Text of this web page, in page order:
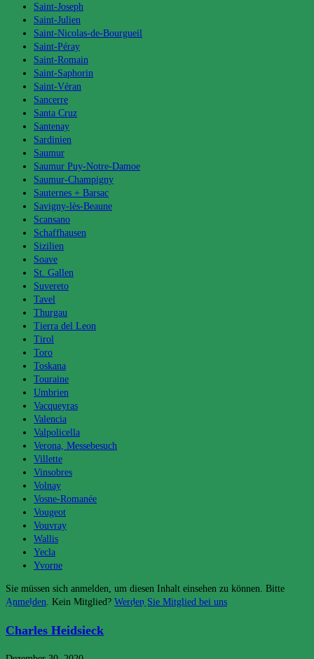
Saint-Joseph
Saint-Julien
Saint-Nicolas-de-Bourgueil
Saint-Péray
Saint-Romain
Saint-Saphorin
Saint-Véran
Sancerre
Santa Cruz
Santenay
Sardinien
Saumur
Saumur Puy-Notre-Damoe
Saumur-Champigny
Sauternes + Barsac
Savigny-lès-Beaune
Scansano
Schaffhausen
Sizilien
Soave
St. Gallen
Suvereto
Tavel
Thurgau
Tierra del Leon
Tirol
Toro
Toskana
Touraine
Umbrien
Vacqueyras
Valencia
Valpolicella
Verona, Messebesuch
Villette
Vinsobres
Volnay
Vosne-Romanée
Vougeot
Vouvray
Wallis
Yecla
Yvorne
Sie müssen sich anmelden, um diesen Inhalt einsehen zu können. Bitte
Anmelden. Kein Mitglied? Werden Sie Mitglied bei uns
Das könnte dir auch gefallen
Charles Heidsieck